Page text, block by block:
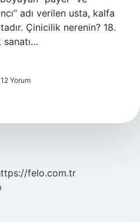
adı verilen usta, kalfa
Çinicilik nerenin? 18.
sanatı…
12 Yorum
felo.com.tr